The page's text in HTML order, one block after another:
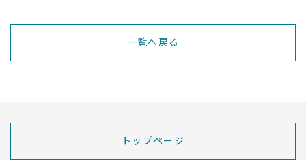
一覧へ戻る
トップページ